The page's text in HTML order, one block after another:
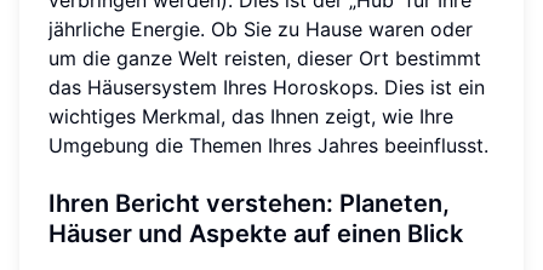
jährliche Energie. Ob Sie zu Hause waren oder
um die ganze Welt reisten, dieser Ort bestimmt
das Häusersystem Ihres Horoskops. Dies ist ein
wichtiges Merkmal, das Ihnen zeigt, wie Ihre
Umgebung die Themen Ihres Jahres beeinflusst.
Ihren Bericht verstehen: Planeten,
Häuser und Aspekte auf einen Blick